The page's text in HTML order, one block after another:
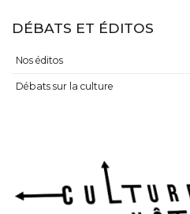
DÉBATS ET ÉDITOS
Nos éditos
Débats sur la culture